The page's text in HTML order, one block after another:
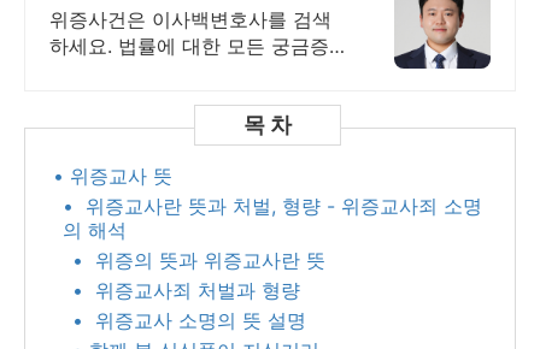
위증사건은 이사백변호사를 검색
하세요. 법률에 대한 모든 궁금증
• 위증교사 뜻
• ​ 위증교사란 뜻과 처벌, 형량 - 위증교사죄 소명
의 해석
• ​ 위증의 뜻과 위증교사란 뜻
• ​ 위증교사죄 처벌과 형량
• ​ 위증교사 소명의 뜻 설명